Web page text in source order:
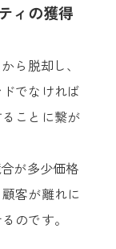
ィの獲得
ら脱却し、
でなければ
ことに繋が
が多少価格
客が離れに
のです。